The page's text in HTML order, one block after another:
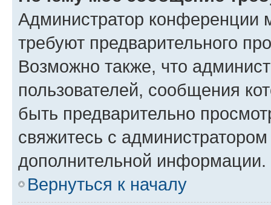
Администратор конференции
требуют предварительного
Возможно также, что
пользователей, сообщения
быть предварительно
свяжитесь с
дополнительной информации.
Вернуться к началу